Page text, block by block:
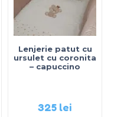
Lenjerie patut cu
ursulet cu coronita
– capuccino
325 lei